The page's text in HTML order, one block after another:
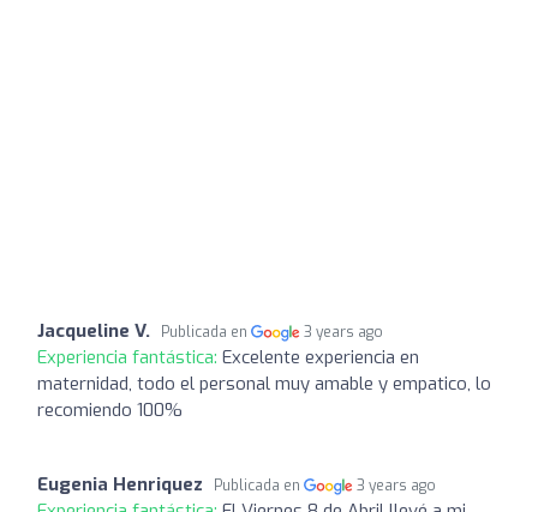
Jacqueline V. Publicada en 3 years ago
Experiencia fantástica: Excelente experiencia en
maternidad, todo el personal muy amable y empatico, lo
recomiendo 100%
Eugenia Henriquez Publicada en 3 years ago